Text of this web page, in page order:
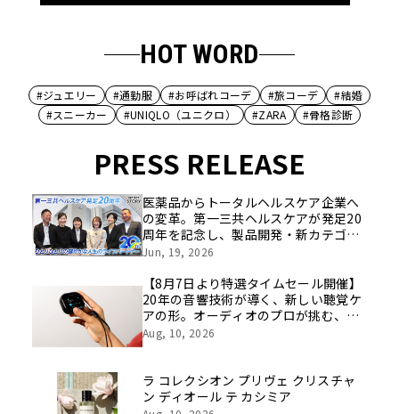
HOT WORD
#ジュエリー #通勤服 #お呼ばれコーデ #旅コーデ
#結婚
#スニーカー
#UNIQLO（ユニクロ） #ZARA #骨格診断
PRESS RELEASE
医薬品からトータルヘルスケア企業へ
の変革。第一三共ヘルスケアが発足20
周年を記念し、製品開発・新カテゴリ
挑戦の舞台や旧社統合時のエピソード
像を公開！
Jun, 19, 2026
【8月7日より特選タイムセール開催】
20年の音響技術が導く、新しい聴覚ケ
アの形。オーディオのプロが挑む、画
期的なスクリーン操作対応次世代スマ
Aug, 10, 2026
ラ コレクシオン プリヴェ クリスチャ
ン ディオール テ カシミア